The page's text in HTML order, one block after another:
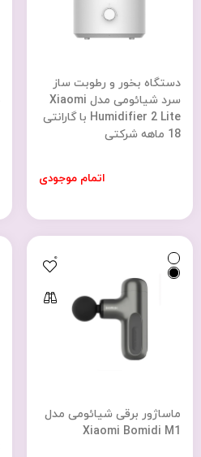
دستگاه بخور و رطوبت‌ ساز
سرد شیائومی مدل Xiaomi
Humidifier 2 Lite با گارانتی
18 ماهه شرکتی
اتمام موجودی
ماساژور برقی شیائومی مدل
Xiaomi Bomidi M1
0